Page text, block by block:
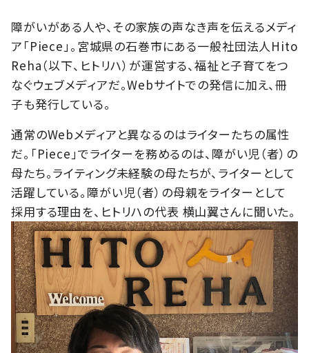
障がいがある人や、その家族の声なき声を伝えるメディ
ア「Piece」。宮城県の石巻市にある一般社団法人Hito
Reha（以下、ヒトリハ）が運営する、福祉と子育てをつ
なぐウェブメディアだ。Webサイトでの発信に加え、冊
子も発行している。
通常のWebメディアと異なるのはライターたちの属性
だ。「Piece」でライターを務めるのは、障がい児（者）の
母たち。ライティング未経験の母たちが、ライターとして
活躍している。障がい児（者）の母親をライターとして
採用する理由を、ヒトリハの代表 横山翼さんに聞いた。